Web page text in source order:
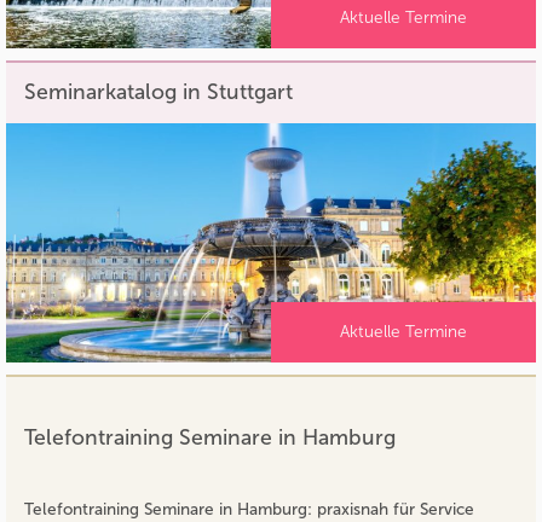
Aktuelle Termine
Seminarkatalog in Stuttgart
Aktuelle Termine
Telefontraining Seminare in Hamburg
Telefontraining Seminare in Hamburg: praxisnah für Service